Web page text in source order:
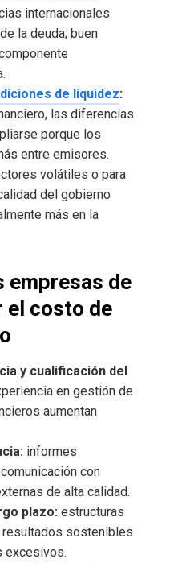
internacionales
la deuda; buen
de liquidez:
las diferencias
porque los
entre emisores.
volátiles o para
del gobierno
más en la
empresas de
el costo de
y cualificación del
en gestión de
aumentan
informes
con
de alta calidad.
plazo: estructuras
sostenibles
excesivos.